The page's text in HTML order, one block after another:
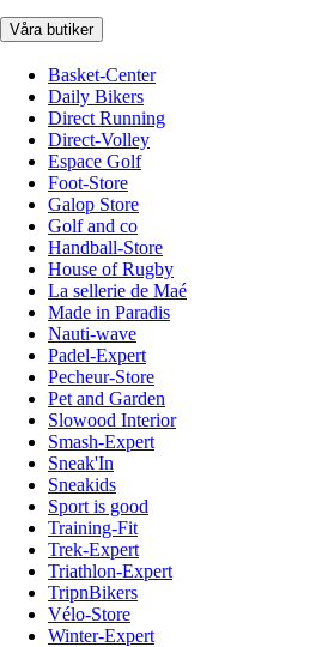
Våra butiker
Basket-Center
Daily Bikers
Direct Running
Direct-Volley
Espace Golf
Foot-Store
Galop Store
Golf and co
Handball-Store
House of Rugby
La sellerie de Maé
Made in Paradis
Nauti-wave
Padel-Expert
Pecheur-Store
Pet and Garden
Slowood Interior
Smash-Expert
Sneak'In
Sneakids
Sport is good
Training-Fit
Trek-Expert
Triathlon-Expert
TripnBikers
Vélo-Store
Winter-Expert